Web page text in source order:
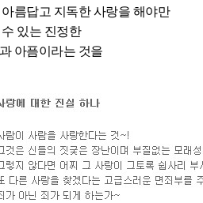
아름답고 지독한 사랑을 해야만
수 있는 진정한
아픔이라는 것을